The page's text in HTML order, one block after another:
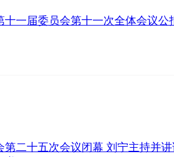
十一届委员会第十一次全体会议公
第二十五次会议闭幕 刘宁主持并讲